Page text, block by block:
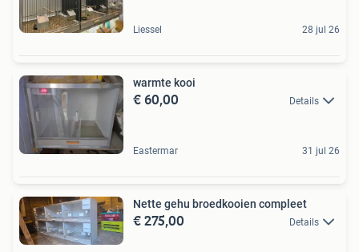
Liessel 28 jul 26
warmte kooi
€ 60,00 Details
Eastermar 31 jul 26
Nette gehu broedkooien compleet
€ 275,00 Details